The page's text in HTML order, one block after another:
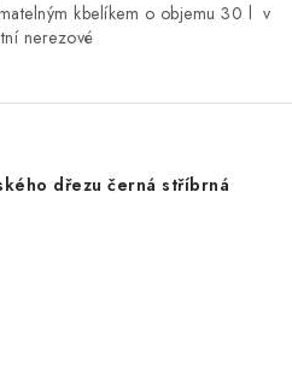
kbelíkem o objemu 30 l v
nerezové
dřezu černá stříbrná